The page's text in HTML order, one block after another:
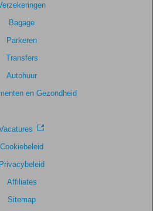
Bagage
Parkeren
Transfers
Autohuur
en Gezondheid
Cookiebeleid
Privacybeleid
Affiliates
Sitemap